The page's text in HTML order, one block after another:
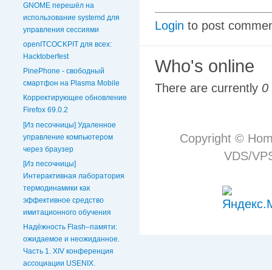
GNOME перешёл на
использование systemd для
управления сессиями
openITCOCKPIT для всех:
Hacktoberfest
PinePhone - свободный
смартфон на Plasma Mobile
Корректирующее обновление
Firefox 69.0.2
[Из песочницы] Удаленное
управление компьютером
через браузер
[Из песочницы]
Интерактивная лаборатория
термодинамики как
эффективное средство
имитационного обучения
Надёжность Flash–памяти:
ожидаемое и неожиданное.
Часть 1. XIV конференция
ассоциации USENIX.
Login to post
Who's online
There are currently 0
Copyright ©
VDS/